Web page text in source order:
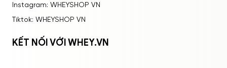
Instagram: WHEYSHOP VN
Tiktok: WHEYSHOP VN
KẾT NỐI VỚI WHEY.VN